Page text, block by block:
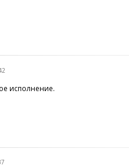
исполнение.